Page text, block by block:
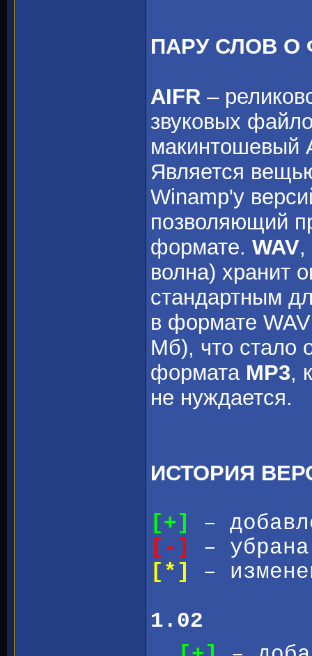
ПАРУ СЛОВ О
AIFR –
звуковых
макинтошевый
Является
Winamp'y
позволяющий
формате. WAV,
волна) хранит
стандартным
в формате
Мб), что стало
формата MP3,
не нуждается.
ИСТОРИЯ
[+]
–
[-]
–
[*]
–
1.02